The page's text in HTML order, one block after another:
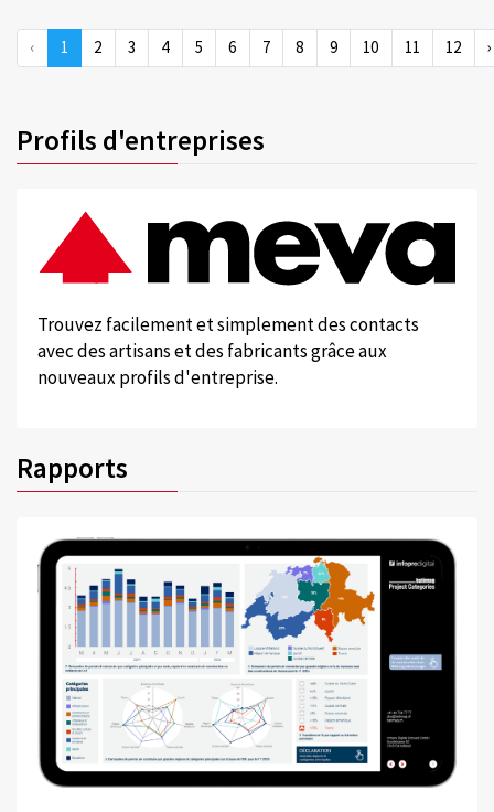
‹ 1 2 3 4 5 6 7 8 9 10 11 12 ›
Profils d'entreprises
Trouvez facilement et simplement des contacts
avec des artisans et des fabricants grâce aux
nouveaux profils d'entreprise.
Rapports